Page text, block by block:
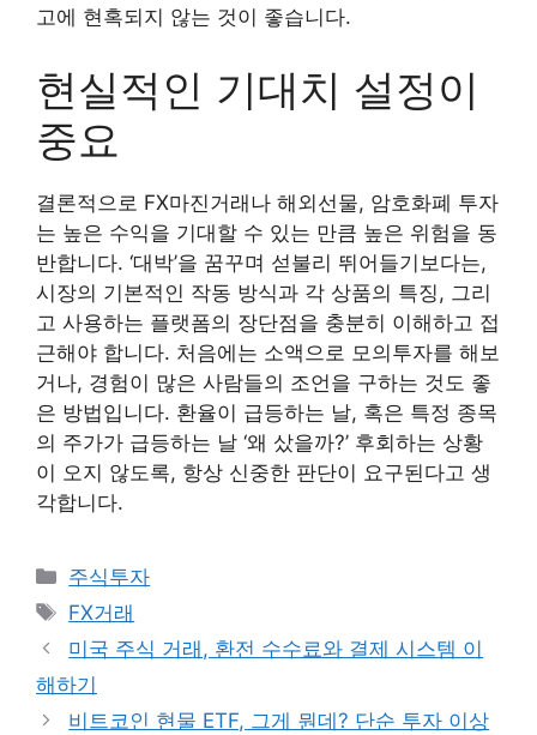
고에 현혹되지 않는 것이 좋습니다.
현실적인 기대치 설정이
중요
결론적으로 FX마진거래나 해외선물, 암호화폐 투자
는 높은 수익을 기대할 수 있는 만큼 높은 위험을 동
반합니다. ‘대박’을 꿈꾸며 섣불리 뛰어들기보다는,
시장의 기본적인 작동 방식과 각 상품의 특징, 그리
고 사용하는 플랫폼의 장단점을 충분히 이해하고 접
근해야 합니다. 처음에는 소액으로 모의투자를 해보
거나, 경험이 많은 사람들의 조언을 구하는 것도 좋
은 방법입니다. 환율이 급등하는 날, 혹은 특정 종목
의 주가가 급등하는 날 ‘왜 샀을까?’ 후회하는 상황
이 오지 않도록, 항상 신중한 판단이 요구된다고 생
각합니다.
카
테
리
주식투자
태
그
FX거래
미국 주식 거래, 환전 수수료와 결제 시스템 이
해하기
비트코인 현물 ETF, 그게 뭔데? 단순 투자 이상